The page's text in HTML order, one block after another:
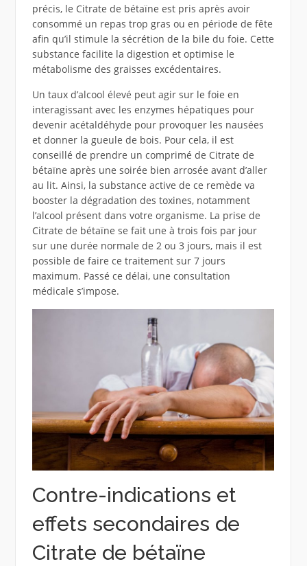
précis, le Citrate de bétaïne est pris après avoir
consommé un repas trop gras ou en période de fête
afin qu’il stimule la sécrétion de la bile du foie. Cette
substance facilite la digestion et optimise le
métabolisme des graisses excédentaires.
Un taux d’alcool élevé peut agir sur le foie en
interagissant avec les enzymes hépatiques pour
devenir acétaldéhyde pour provoquer les nausées
et donner la gueule de bois. Pour cela, il est
conseillé de prendre un comprimé de Citrate de
bétaïne après une soirée bien arrosée avant d’aller
au lit. Ainsi, la substance active de ce remède va
booster la dégradation des toxines, notamment
l’alcool présent dans votre organisme. La prise de
Citrate de bétaïne se fait une à trois fois par jour
sur une durée normale de 2 ou 3 jours, mais il est
possible de faire ce traitement sur 7 jours
maximum. Passé ce délai, une consultation
médicale s’impose.
Contre-indications et
effets secondaires de
Citrate de bétaïne